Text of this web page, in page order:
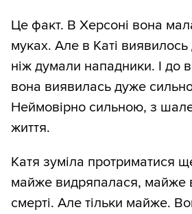
Це факт. В Херсоні вона
муках. Але в Каті виявилось
ніж думали нападники. І до
вона виявилась дуже
Неймовірно сильною, з
життя.
Катя зуміла протриматися
майже видряпалася, майже
смерті. Але тільки майже.